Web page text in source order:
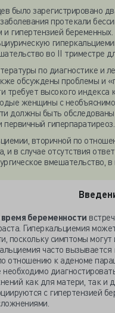
было зарегистрировано
протекали
и гипертензией
во II триместре
по диагностике и
обсуждены проблемы и
требует высокого индекса
женщины с
должны быть
гиперпаратиреоз.
вторичной по
и в случае отсутствия
вмешательство,
беременности
Гиперкальциемия
поскольку симптомы
часто
отношению к аденоме
необходимо
как для матери, так и
с гипертензией